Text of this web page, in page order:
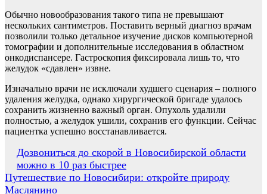
Обычно новообразования такого типа не превышают
нескольких сантиметров. Поставить верный диагноз врачам
позволили только детальное изучение дисков компьютерной
томографии и дополнительные исследования в областном
онкодиспансере. Гастроскопия фиксировала лишь то, что
желудок «сдавлен» извне.
Изначально врачи не исключали худшего сценария – полного
удаления желудка, однако хирургической бригаде удалось
сохранить жизненно важный орган. Опухоль удалили
полностью, а желудок ушили, сохранив его функции. Сейчас
пациентка успешно восстанавливается.
Навигация
по
записям
Дозвониться до скорой в Новосибирской области
можно в 10 раз быстрее
Путешествие по Новосибири: откройте природу
Маслянино